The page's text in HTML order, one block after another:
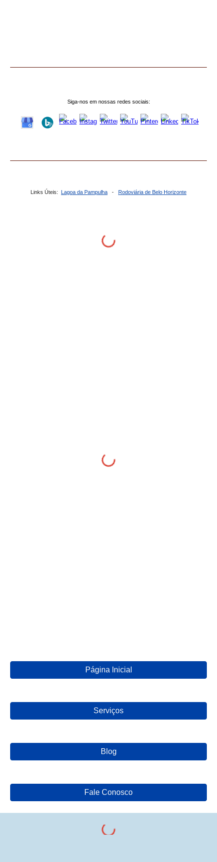
Siga-nos em nossas redes sociais:
Links Úteis: Lagoa da Pampulha - Rodoviária de Belo Horizonte
Página Inicial
Serviços
Blog
Fale Conosco